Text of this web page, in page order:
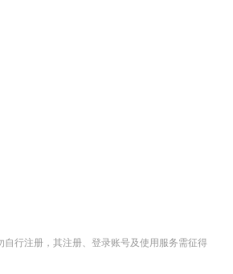
行注册，其注册、登录账号及使用服务需征得